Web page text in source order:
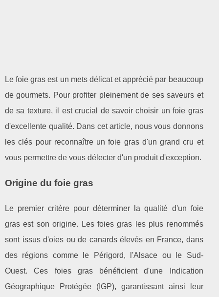
Le foie gras est un mets délicat et apprécié par beaucoup
de gourmets. Pour profiter pleinement de ses saveurs et
de sa texture, il est crucial de savoir choisir un foie gras
d'excellente qualité. Dans cet article, nous vous donnons
les clés pour reconnaître un foie gras d'un grand cru et
vous permettre de vous délecter d'un produit d'exception.
Origine du foie gras
Le premier critère pour déterminer la qualité d'un foie
gras est son origine. Les foies gras les plus renommés
sont issus d'oies ou de canards élevés en France, dans
des régions comme le Périgord, l'Alsace ou le Sud-
Ouest. Ces foies gras bénéficient d'une Indication
Géographique Protégée (IGP), garantissant ainsi leur